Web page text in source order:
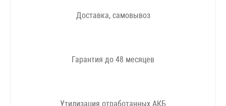
Доставка, самовывоз
Гарантия до 48 месяцев
Утилизация отработанных АКБ